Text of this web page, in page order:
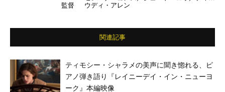
ゴ・ルナ／リーヴ・シュレイバー／アナリ
ケリー・ロールバッハ ほか
監督 ウディ・アレン
関連記事
ティモシー・シャラメの美声に聞き惚れる、ピ
アノ弾き語り『レイニーデイ・イン・ニューヨ
ーク』本編映像